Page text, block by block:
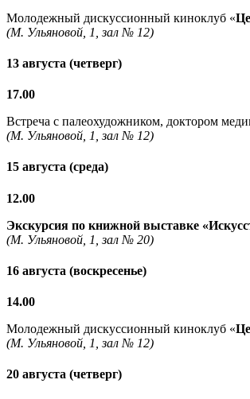
Молодежный дискуссионный киноклуб «
(М. Ульяновой, 1, зал № 12)
13 августа (четверг)
17.00
Встреча с палеохудожником, доктором
(М. Ульяновой, 1, зал № 12)
15 августа (среда)
12.00
Экскурсия по книжной выставке
(М. Ульяновой, 1, зал № 20)
16 августа (воскресенье)
14.00
Молодежный дискуссионный киноклуб «
(М. Ульяновой, 1, зал № 12)
20 августа (четверг)